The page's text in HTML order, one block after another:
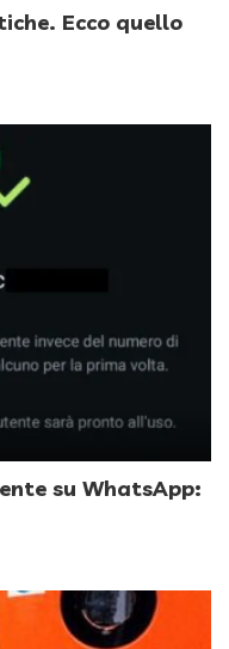
Ecco quello
su WhatsApp: